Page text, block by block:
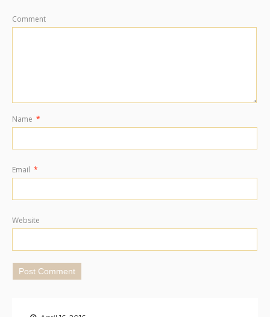
Comment
Name *
Email *
Website